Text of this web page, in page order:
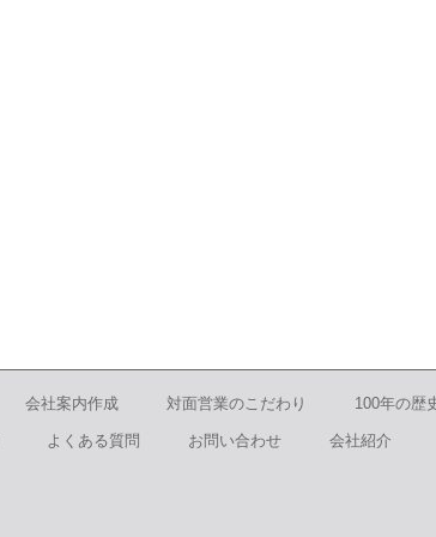
会社案内作成 対面営業のこだわり 100年の歴
よくある質問 お問い合わせ 会社紹介